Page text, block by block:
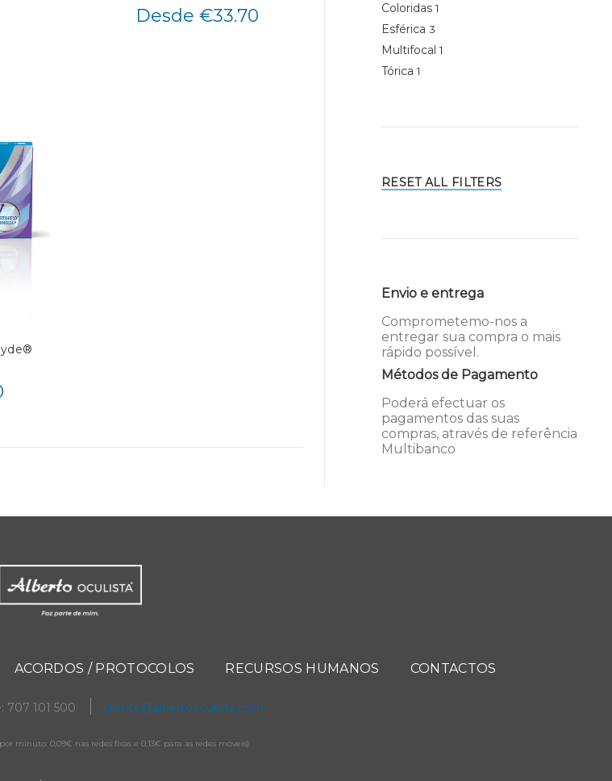
Desde €33.70 Coloridas 1
Esférica 3
Multifocal 1
Tórica 1
RESET ALL FILTERS
Envio e entrega
Comprometemo-nos a
entregar sua compra o mais
rápido possível.
Métodos de Pagamento
Poderá efectuar os
pagamentos das suas
compras, através de referência
Multibanco
ACORDOS / PROTOCOLOS RECURSOS HUMANOS CONTACTOS
707 101 500 cliente@albertooculista.com
minuto: 0,09€ nas redes fixas e 0,13€ para as redes móveis)